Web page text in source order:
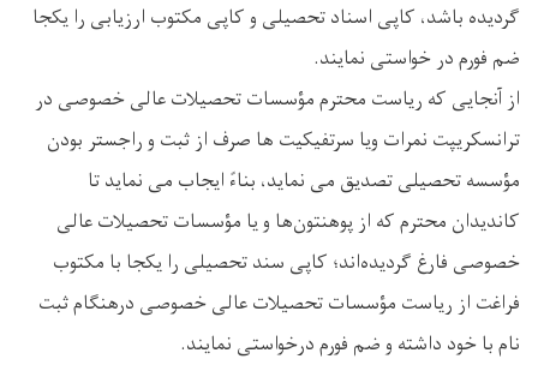
گردیده باشد، کاپی اسناد تحصیلی و کاپی مکتوب ارزیابی را یکجا
ضم فورم در خواستی نمایند.
از آنجایی که ریاست محترم مؤسسات تحصیلات عالی خصوصی در
ترانسکریپت نمرات ویا سرتفیکیت ها صرف از ثبت و راجستر بودن
مؤسسه تحصیلی تصدیق می‌ نماید، بناءً ایجاب می ‌نماید تا
کاندیدان محترم که از پوهنتون‌ها و یا مؤسسات تحصیلات عالی
خصوصی فارغ گردیده‌اند؛ کاپی سند تحصیلی را یکجا با مکتوب
فراغت از ریاست مؤسسات تحصیلات عالی خصوصی درهنگام ثبت
نام با خود داشته و ضم فورم درخواستی نمایند.